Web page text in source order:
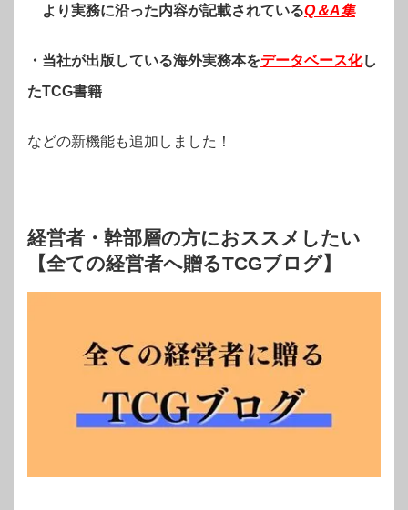
より実務に沿った内容が記載されているQ＆A集
・当社が出版している海外実務本をデータベース化し
たTCG書籍
などの新機能も追加しました！
経営者・幹部層の方におススメしたい
【全ての経営者へ贈るTCGブログ】